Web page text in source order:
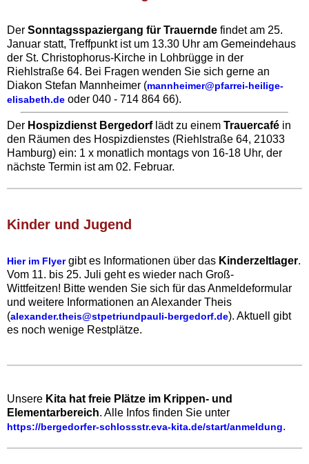
Der Sonntagsspaziergang für Trauernde findet am 25.
Januar statt, Treffpunkt ist um 13.30 Uhr am Gemeindehaus
der St. Christophorus-Kirche in Lohbrügge in der
Riehlstraße 64. Bei Fragen wenden Sie sich gerne an
Diakon Stefan Mannheimer (mannheimer@pfarrei-heilige-
elisabeth.de oder 040 - 714 864 66).
Der Hospizdienst Bergedorflädt zu einem Trauercafé in
den Räumen des Hospizdienstes (Riehlstraße 64, 21033
Hamburg) ein: 1 x monatlich montags von 16-18 Uhr, der
nächste Termin ist am 02. Februar.
Kinder und Jugend‍
Hier im Flyergibt es Informationen über das Kinderzeltlager.
Vom 11. bis 25. Juli geht es wieder nach Groß-
Wittfeitzen! Bitte wenden Sie sich für das Anmeldeformular
und weitere Informationen an Alexander Theis
(alexander.theis@stpetriundpauli-bergedorf.de). Aktuell gibt
es noch wenige Restplätze.‍
Unsere Kita hat freie Plätze im Krippen- und
Elementarbereich. Alle Infos finden Sie unter
https://bergedorfer-schlossstr.eva-kita.de/start/anmeldung.‍